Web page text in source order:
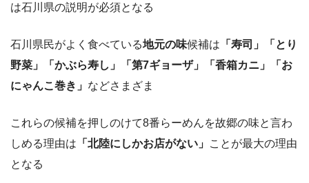
は石川県の説明が必須となる
石川県民がよく食べている地元の味候補は 「寿司」「とり
野菜」「かぶら寿し」「第7ギョーザ」「香箱カニ」「お
にゃんこ巻き」 などさまざま
これらの候補を押しのけて8番らーめんを故郷の味と言わ
しめる理由は 「北陸にしかお店がない」 ことが最大の理由
となる